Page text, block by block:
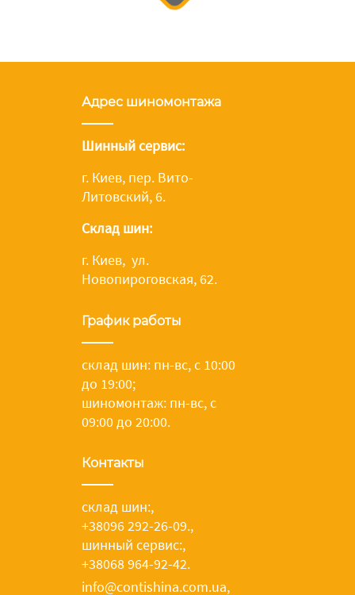
Адрес шиномонтажа
Шинный сервис:
г. Киев, пер. Вито-
Литовский, 6.
Склад шин:
г. Киев, ул.
Новопироговская, 62.
График работы
склад шин: пн-вс, с 10:00
до 19:00;
шиномонтаж: пн-вс, с
09:00 до 20:00.
Контакты
склад шин:,
+38096 292-26-09.,
шинный сервис:,
+38068 964-92-42.
info@contishina.com.ua,